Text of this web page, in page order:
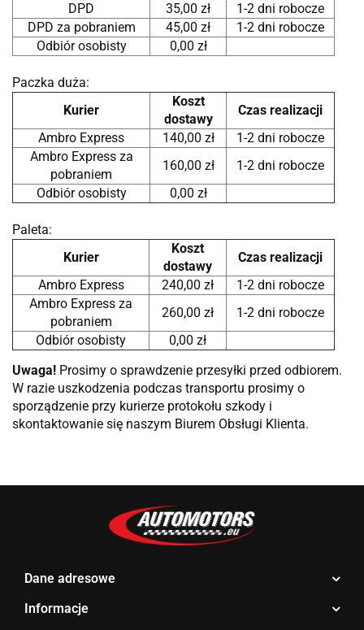
DPD
35,00 zł
1-2 dni robocze
DPD za pobraniem
45,00 zł
1-2 dni robocze
Odbiór osobisty
0,00 zł
Paczka duża:
Kurier
Koszt
dostawy
Czas realizacji
Ambro Express
140,00 zł
1-2 dni robocze
Ambro Express za
pobraniem
160,00 zł
1-2 dni robocze
Odbiór osobisty
0,00 zł
Paleta:
Kurier
Koszt
dostawy
Czas realizacji
Ambro Express
240,00 zł
1-2 dni robocze
Ambro Express za
pobraniem
260,00 zł
1-2 dni robocze
Odbiór osobisty
0,00 zł
Uwaga! Prosimy o sprawdzenie przesyłki przed odbiorem.
W razie uszkodzenia podczas transportu prosimy o
sporządzenie przy kurierze protokołu szkody i
skontaktowanie się naszym Biurem Obsługi Klienta.
Dane adresowe
Informacje